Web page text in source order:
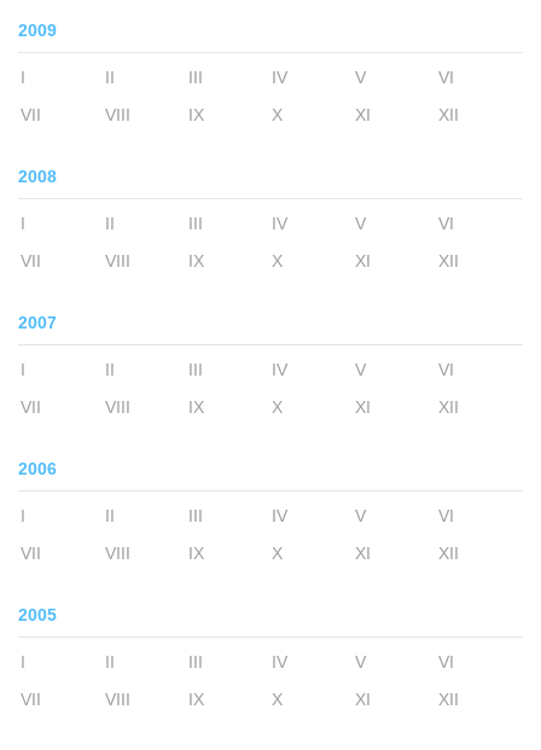
2009
I II III IV V
VI
VII
VIII IX X XI XII
2008
I II III IV V
VI
VII
VIII IX X XI XII
2007
I II III IV V
VI
VII
VIII IX X XI XII
2006
I II III IV V
VI
VII
VIII IX X XI XII
2005
I II III IV V
VI
VII
VIII IX X XI XII